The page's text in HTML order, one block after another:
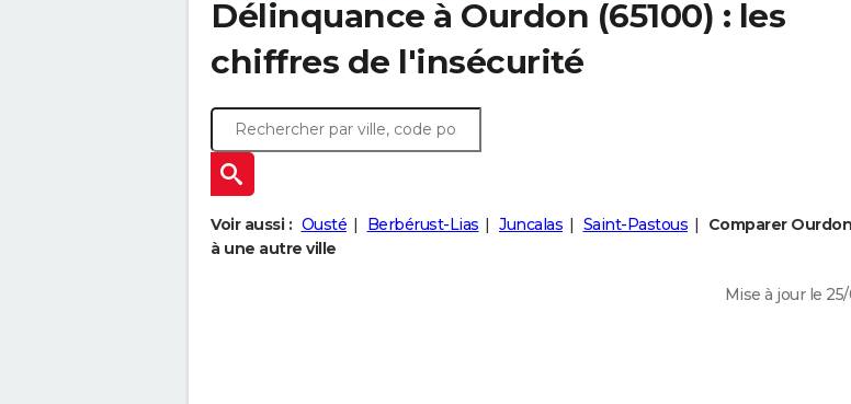
Délinquance à Ourdon (65100) : les
chiffres de l'insécurité
Voir aussi : Ousté Berbérust-Lias Juncalas Saint-Pastous
Comparer Ourdon
à une autre ville
Mise à jour le